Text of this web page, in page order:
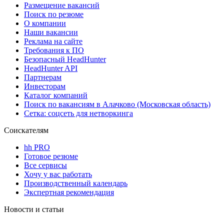
Размещение вакансий
Поиск по резюме
О компании
Наши вакансии
Реклама на сайте
Требования к ПО
Безопасный HeadHunter
HeadHunter API
Партнерам
Инвесторам
Каталог компаний
Поиск по вакансиям в Алачково (Московская область)
Сетка: соцсеть для нетворкинга
Соискателям
hh PRO
Готовое резюме
Все сервисы
Хочу у вас работать
Производственный календарь
Экспертная рекомендация
Новости и статьи